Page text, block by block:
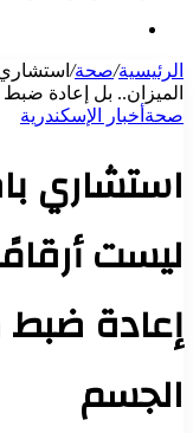
الرئيسية/صحة/
الميزان.. بل إعادة
صحة أخبار الإسكندرية
استشاري
ليست
إعادة
الجسم